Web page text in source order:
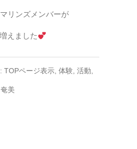
リンズメンバーが
増えました
TOPページ表示 体験 活動
奄美